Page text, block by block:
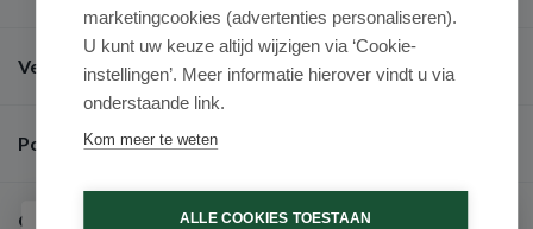
Veel gestelde vragen
Populaire merken
Over ons
marketingcookies (advertenties personaliseren).
U kunt uw keuze altijd wijzigen via ‘Cookie-
instellingen’. Meer informatie hierover vindt u via
onderstaande link.
Kom meer te weten
ALLE COOKIES TOESTAAN